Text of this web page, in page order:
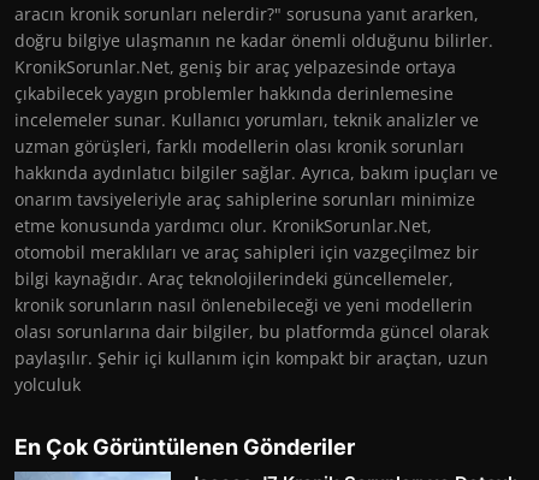
aracın kronik sorunları nelerdir?" sorusuna yanıt ararken,
doğru bilgiye ulaşmanın ne kadar önemli olduğunu bilirler.
KronikSorunlar.Net, geniş bir araç yelpazesinde ortaya
çıkabilecek yaygın problemler hakkında derinlemesine
incelemeler sunar. Kullanıcı yorumları, teknik analizler ve
uzman görüşleri, farklı modellerin olası kronik sorunları
hakkında aydınlatıcı bilgiler sağlar. Ayrıca, bakım ipuçları ve
onarım tavsiyeleriyle araç sahiplerine sorunları minimize
etme konusunda yardımcı olur. KronikSorunlar.Net,
otomobil meraklıları ve araç sahipleri için vazgeçilmez bir
bilgi kaynağıdır. Araç teknolojilerindeki güncellemeler,
kronik sorunların nasıl önlenebileceği ve yeni modellerin
olası sorunlarına dair bilgiler, bu platformda güncel olarak
paylaşılır. Şehir içi kullanım için kompakt bir araçtan, uzun
yolculuk
En Çok Görüntülenen Gönderiler